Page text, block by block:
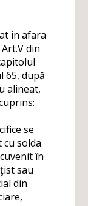
in afara
din
65, după
alineat,
se
solda
în
sau
din